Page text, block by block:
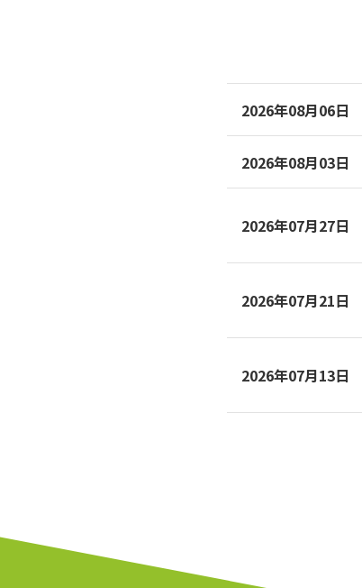
2026年08月06日
2026年08月03日
2026年07月27日
2026年07月21日
2026年07月13日